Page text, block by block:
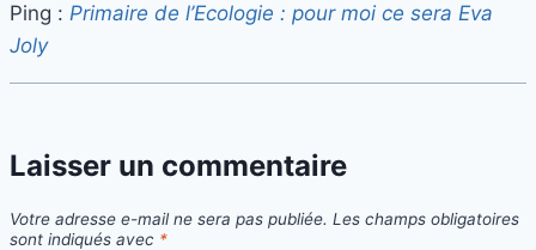
Ping : Primaire de l’Ecologie : pour moi ce sera Eva
Joly
Laisser un commentaire
Votre adresse e-mail ne sera pas publiée. Les champs obligatoires
sont indiqués avec *